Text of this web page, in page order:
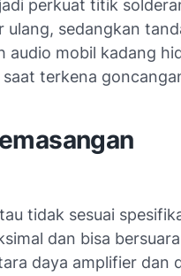
perkuat titik
ulang, sedangkan
audio mobil kadang
terkena
tidak sesuai
dan bisa
daya amplifier